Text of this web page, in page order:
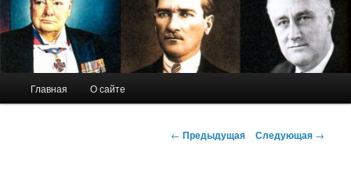
Перейти
Главная О сайте
Навигация
← Предыдущая Следующая →